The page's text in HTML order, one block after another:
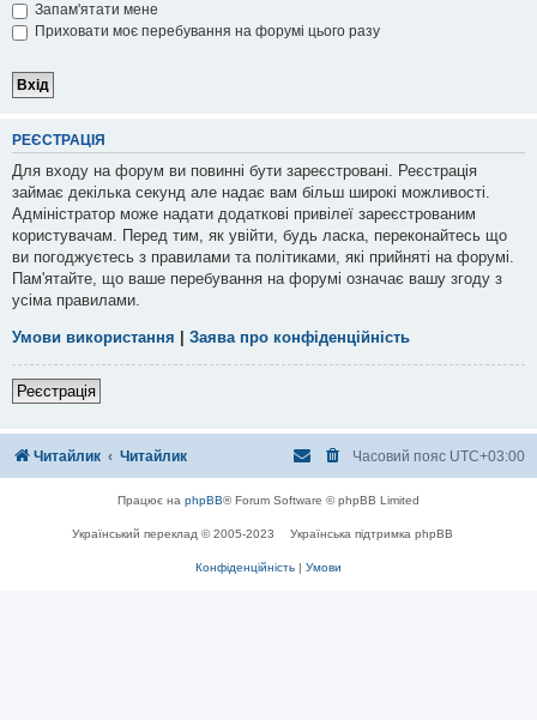
Запам'ятати мене
Приховати моє перебування на форумі цього разу
РЕЄСТРАЦІЯ
Для входу на форум ви повинні бути зареєстровані. Реєстрація
займає декілька секунд але надає вам більш широкі можливості.
Адміністратор може надати додаткові привілеї зареєстрованим
користувачам. Перед тим, як увійти, будь ласка, переконайтесь що
ви погоджуєтесь з правилами та політиками, які прийняті на форумі.
Пам'ятайте, що ваше перебування на форумі означає вашу згоду з
усіма правилами.
Умови використання Заява про конфіденційність
Реєстрація
Читайлик Читайлик Часовий пояс UTC+03:00
Працює на phpBB® Forum Software © phpBB Limited
Український переклад © 2005-2023 Українська підтримка phpBB
Конфіденційність Умови